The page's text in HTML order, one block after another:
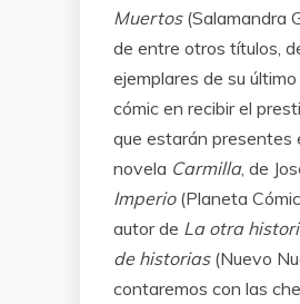
Muertos(Salamandra
de entre otros títulos,
ejemplares de su último
cómic en recibir el
que estarán presentes
novela Carmilla, de
Imperio(Planeta
autor de La otra
de historias(Nuevo
contaremos con las